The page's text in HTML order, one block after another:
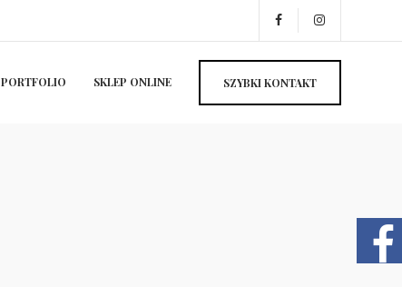
PORTFOLIO SKLEP ONLINE SZYBKI KONTAKT